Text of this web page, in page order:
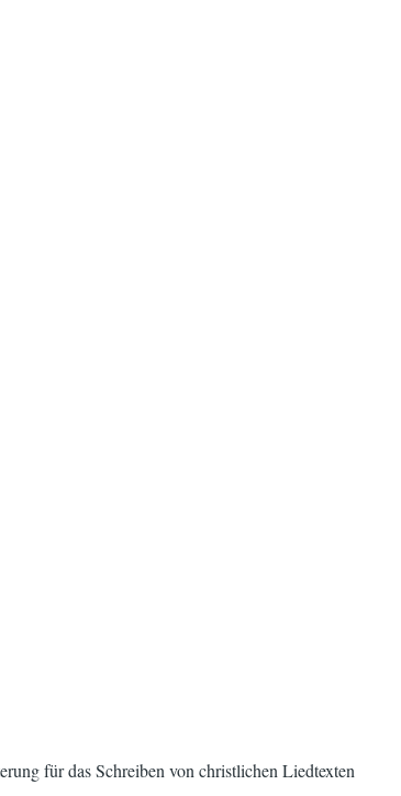
für das Schreiben von christlichen Liedtexten